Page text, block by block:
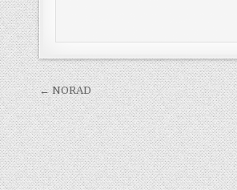
← NORAD